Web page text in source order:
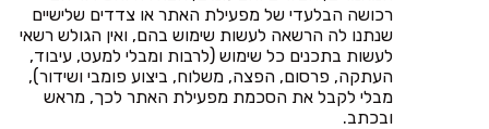
רכושה הבלעדי של מפעילת האתר או צדדים שלישיים
שנתנו לה הרשאה לעשות שימוש בהם, ואין הגולש רשאי
לעשות בתכנים כל שימוש (לרבות ומבלי למעט, עיבוד,
העתקה, פרסום, הפצה, משלוח, ביצוע פומבי ושידור),
מבלי לקבל את הסכמת מפעילת האתר לכך, מראש
ובכתב.